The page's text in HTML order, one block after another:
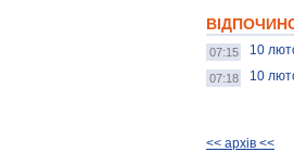
07:15 10
07:18 10
<< архiв <<